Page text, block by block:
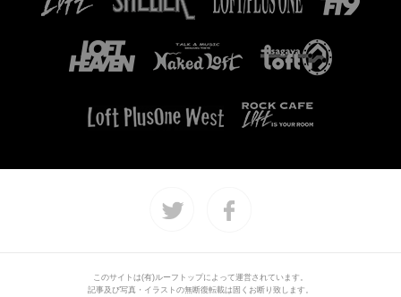
このサイトは(有)ルーフトップによって運営されています。
記事及び写真・イラストの無断復転載は固くお断り致します。